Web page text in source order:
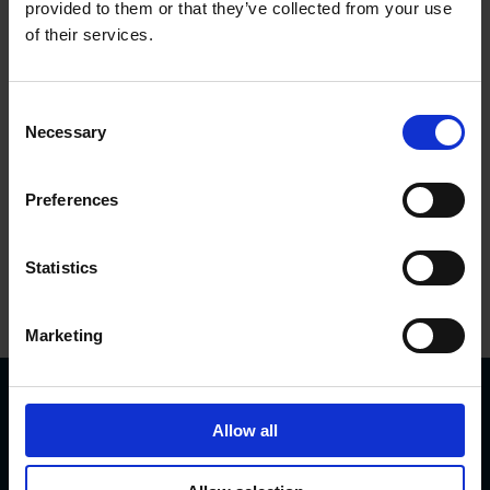
provided to them or that they’ve collected from your use
of their services.
Selection
Necessary
Preferences
Statistics
Marketing
Allow all
gründet.
die zur Dr. Johannes H
unreut, gehört.
Kundenreferenzen